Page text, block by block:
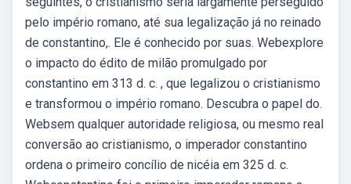
pelo império romano, até sua legalização já no reinado
de constantino,. Ele é conhecido por suas. Webexplore
o impacto do édito de milão promulgado por
constantino em 313 d. c. , que legalizou o cristianismo
e transformou o império romano. Descubra o papel do.
Websem qualquer autoridade religiosa, ou mesmo real
conversão ao cristianismo, o imperador constantino
ordena o primeiro concílio de nicéia em 325 d. c.